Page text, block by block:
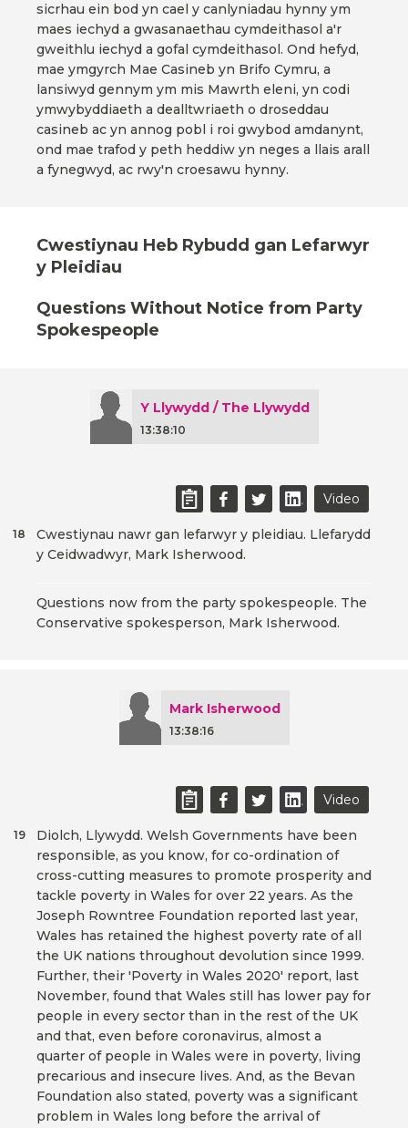
sicrhau ein bod yn cael y canlyniadau hynny ym
maes iechyd a gwasanaethau cymdeithasol a'r
gweithlu iechyd a gofal cymdeithasol. Ond hefyd,
mae ymgyrch Mae Casineb yn Brifo Cymru, a
lansiwyd gennym ym mis Mawrth eleni, yn codi
ymwybyddiaeth a dealltwriaeth o droseddau
casineb ac yn annog pobl i roi gwybod amdanynt,
ond mae trafod y peth heddiw yn neges a llais arall
a fynegwyd, ac rwy'n croesawu hynny.
Cwestiynau Heb Rybudd gan Lefarwyr
y Pleidiau
Questions Without Notice from Party
Spokespeople
Y Llywydd / The Llywydd
13:38:10
Video
Cwestiynau nawr gan lefarwyr y pleidiau. Llefarydd
y Ceidwadwyr, Mark Isherwood.
18
Questions now from the party spokespeople. The
Conservative spokesperson, Mark Isherwood.
Mark Isherwood
13:38:16
Video
Diolch, Llywydd. Welsh Governments have been
responsible, as you know, for co-ordination of
cross-cutting measures to promote prosperity and
tackle poverty in Wales for over 22 years. As the
Joseph Rowntree Foundation reported last year,
Wales has retained the highest poverty rate of all
the UK nations throughout devolution since 1999.
Further, their 'Poverty in Wales 2020' report, last
November, found that Wales still has lower pay for
people in every sector than in the rest of the UK
and that, even before coronavirus, almost a
quarter of people in Wales were in poverty, living
precarious and insecure lives. And, as the Bevan
Foundation also stated, poverty was a significant
problem in Wales long before the arrival of
19